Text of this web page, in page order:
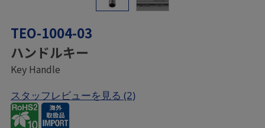
TEO-1004-03
ハンドルキー
Key Handle
スタッフレビューを見る (2)